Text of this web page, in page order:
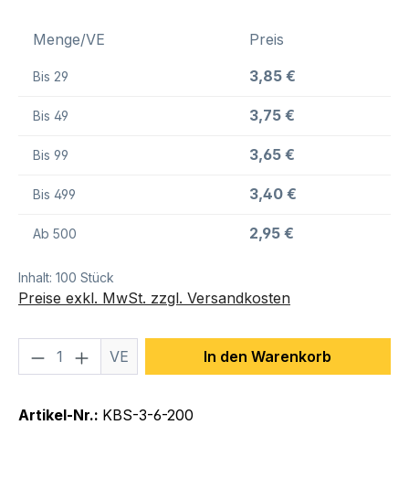
Menge/VE Preis
Bis 29 3,85 €
Bis 49 3,75 €
Bis 99 3,65 €
Bis 499 3,40 €
Ab 500 2,95 €
Inhalt: 100 Stück
Preise exkl. MwSt. zzgl. Versandkosten
Produkt Anzahl: Gib den
VE In den Warenkorb
Artikel-Nr.: KBS-3-6-200